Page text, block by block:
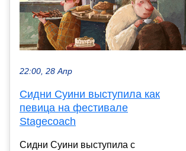
22:00, 28 Апр
Сидни Суини выступила как
певица на фестивале
Stagecoach
Сидни Суини выступила с